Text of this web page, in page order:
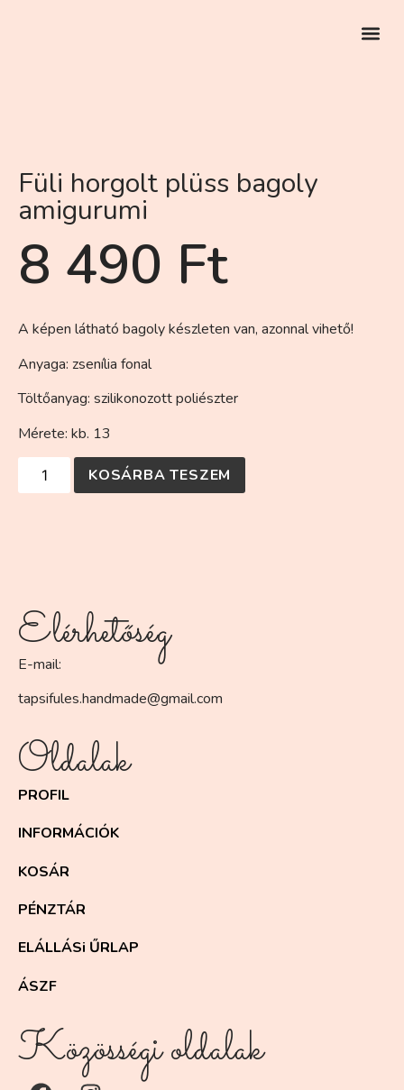
Füli horgolt plüss bagoly
amigurumi
8 490 Ft
A képen látható bagoly készleten van, azonnal vihető!
Anyaga: zsenília fonal
Töltőanyag: szilikonozott poliészter
Mérete: kb. 13
KOSÁRBA TESZEM
Elérhetőség
E-mail:
tapsifules.handmade@gmail.com
Oldalak
PROFIL
INFORMÁCIÓK
KOSÁR
PÉNZTÁR
ELÁLLÁSi ŰRLAP
ÁSZF
Közösségi oldalak